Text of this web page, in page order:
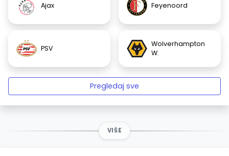
Ajax Feyenoord
PSV
Wolverhampton
W.
Pregledaj sve
VIŠE